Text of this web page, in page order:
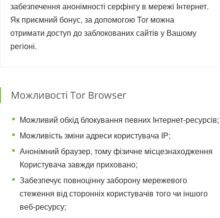
забезпечення анонімності серфінгу в мережі Інтернет.
Як приємний бонус, за допомогою Tor можна
отримати доступ до заблокованих сайтів у Вашому
регіоні.
Можливості Tor Browser
Можливий обхід блокування певних Інтернет-ресурсів;
Можливість зміни адреси користувача IP;
Анонімний браузер, тому фізичне місцезнаходження
Користувача завжди приховано;
Забезпечує повноцінну заборону мережевого
стеження від сторонніх користувачів того чи іншого
веб-ресурсу;